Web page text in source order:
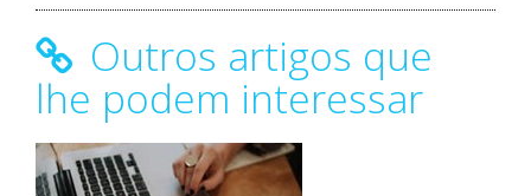
Outros artigos que
lhe podem interessar